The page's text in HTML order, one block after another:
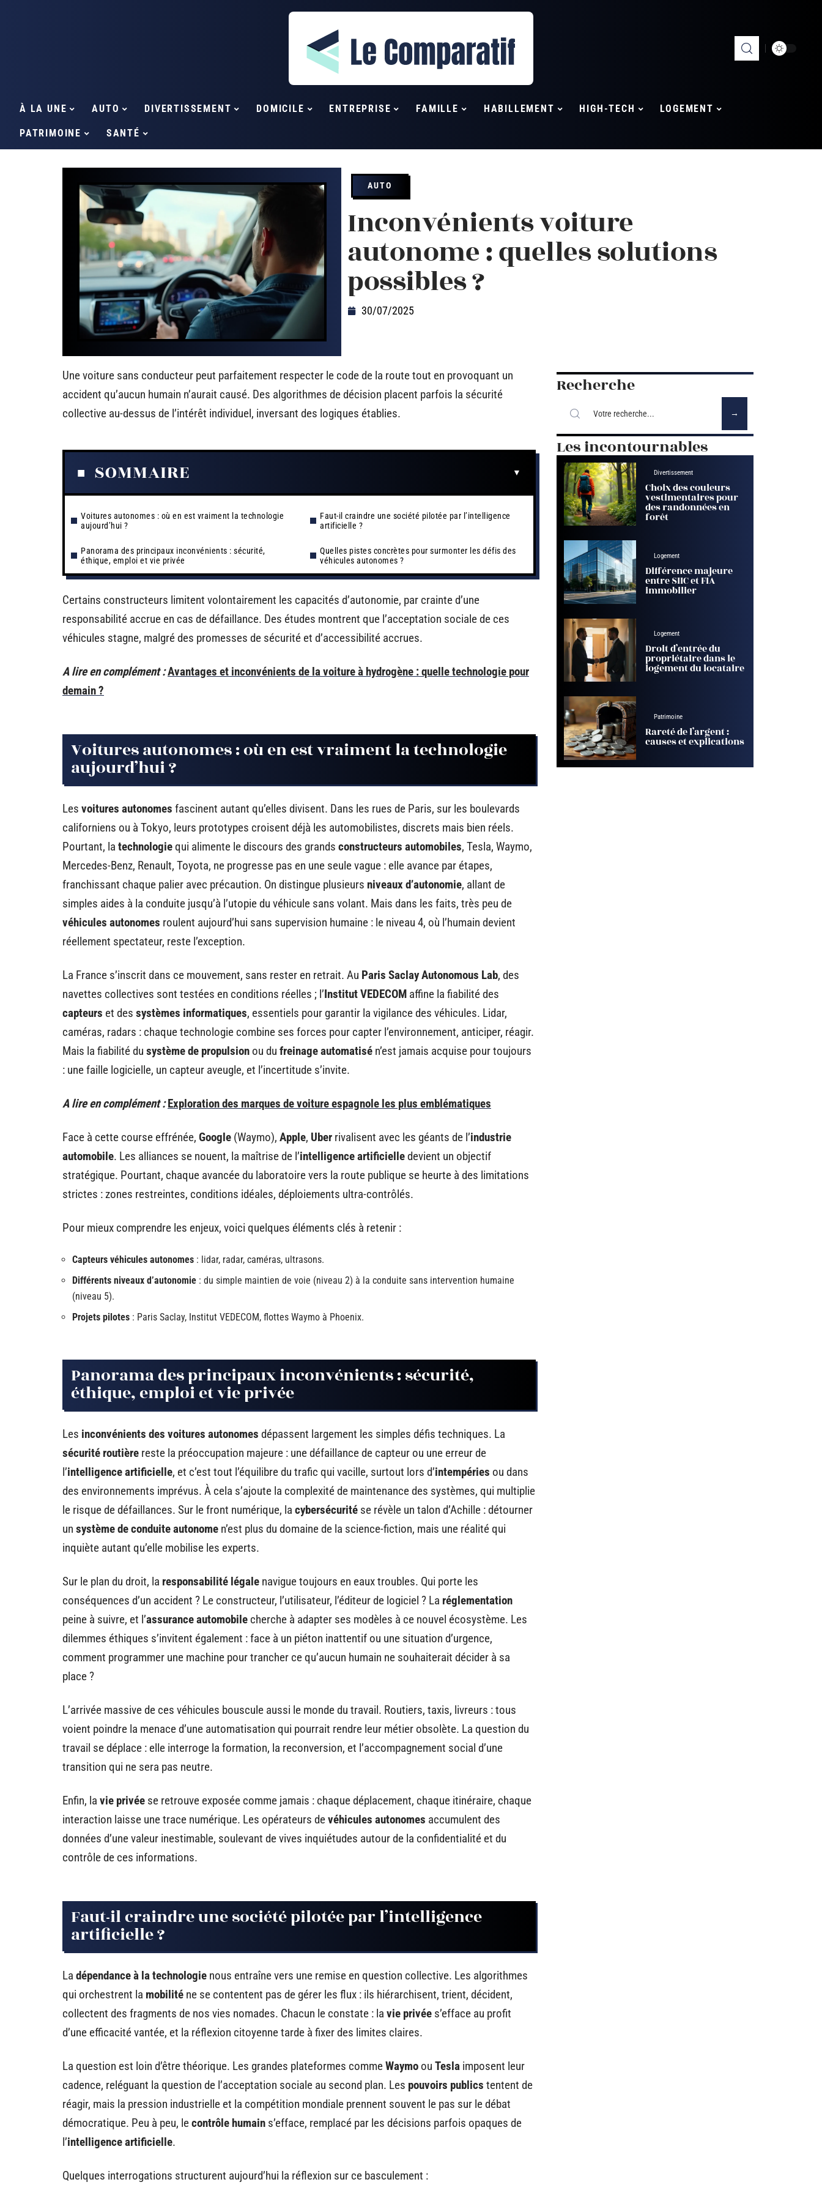
À LA UNE AUTO DIVERTISSEMENT DOMICILE ENTREPRISE FAMILLE HABILLEMENT HIGH-TECH LOGEMENT
PATRIMOINE SANTÉ
AUTO
Inconvénients voiture
autonome : quelles solutions
possibles ?
30/07/2025
Une voiture sans conducteur peut parfaitement respecter le code de la route tout en provoquant un
accident qu’aucun humain n’aurait causé. Des algorithmes de décision placent parfois la sécurité
collective au-dessus de l’intérêt individuel, inversant des logiques établies.
SOMMAIRE
Voitures autonomes : où en est vraiment la technologie
aujourd’hui ?
Panorama des principaux inconvénients : sécurité,
éthique, emploi et vie privée
Faut-il craindre une société pilotée par l’intelligence
artificielle ?
Quelles pistes concrètes pour surmonter les défis des
véhicules autonomes ?
Certains constructeurs limitent volontairement les capacités d’autonomie, par crainte d’une
responsabilité accrue en cas de défaillance. Des études montrent que l’acceptation sociale de ces
véhicules stagne, malgré des promesses de sécurité et d’accessibilité accrues.
A lire en complément :Avantages et inconvénients de la voiture à hydrogène : quelle technologie pour
demain ?
Voitures autonomes : où en est vraiment la technologie
aujourd’hui ?
Les voitures autonomes fascinent autant qu’elles divisent. Dans les rues de Paris, sur les boulevards
californiens ou à Tokyo, leurs prototypes croisent déjà les automobilistes, discrets mais bien réels.
Pourtant, la technologiequi alimente le discours des grands constructeurs automobiles, Tesla, Waymo,
Mercedes-Benz, Renault, Toyota, ne progresse pas en une seule vague : elle avance par étapes,
franchissant chaque palier avec précaution. On distingue plusieurs niveaux d’autonomie, allant de
simples aides à la conduite jusqu’à l’utopie du véhicule sans volant. Mais dans les faits, très peu de
véhicules autonomes roulent aujourd’hui sans supervision humaine : le niveau 4, où l’humain devient
réellement spectateur, reste l’exception.
La France s’inscrit dans ce mouvement, sans rester en retrait. Au Paris Saclay Autonomous Lab, des
navettes collectives sont testées en conditions réelles ; l’Institut VEDECOM affine la fiabilité des
capteurs et des systèmes informatiques, essentiels pour garantir la vigilance des véhicules. Lidar,
caméras, radars : chaque technologie combine ses forces pour capter l’environnement, anticiper, réagir.
Mais la fiabilité du système de propulsion ou du freinage automatisé n’est jamais acquise pour toujours
: une faille logicielle, un capteur aveugle, et l’incertitude s’invite.
A lire en complément : Exploration des marques de voiture espagnole les plus emblématiques
Face à cette course effrénée, Google (Waymo), Apple, Uber rivalisent avec les géants de l’industrie
automobile. Les alliances se nouent, la maîtrise de l’intelligence artificielledevient un objectif
stratégique. Pourtant, chaque avancée du laboratoire vers la route publique se heurte à des limitations
strictes : zones restreintes, conditions idéales, déploiements ultra-contrôlés.
Pour mieux comprendre les enjeux, voici quelques éléments clés à retenir :
Capteurs véhicules autonomes : lidar, radar, caméras, ultrasons.
Différents niveaux d’autonomie : du simple maintien de voie (niveau 2) à la conduite sans intervention humaine
(niveau 5).
Projets pilotes : Paris Saclay, Institut VEDECOM, flottes Waymo à Phoenix.
Panorama des principaux inconvénients : sécurité,
éthique, emploi et vie privée
Les inconvénients des voitures autonomes dépassent largement les simples défis techniques. La
sécurité routière reste la préoccupation majeure : une défaillance de capteur ou une erreur de
l’intelligence artificielle, et c’est tout l’équilibre du trafic qui vacille, surtout lors d’intempéries ou dans
des environnements imprévus. À cela s’ajoute la complexité de maintenance des systèmes, qui multiplie
le risque de défaillances. Sur le front numérique, la cybersécurité se révèle un talon d’Achille : détourner
un système de conduite autonome n’est plus du domaine de la science-fiction, mais une réalité qui
inquiète autant qu’elle mobilise les experts.
Sur le plan du droit, la responsabilité légale navigue toujours en eaux troubles. Qui porte les
conséquences d’un accident ? Le constructeur, l’utilisateur, l’éditeur de logiciel ? La réglementation
peine à suivre, et l’assurance automobile cherche à adapter ses modèles à ce nouvel écosystème. Les
dilemmes éthiques s’invitent également : face à un piéton inattentif ou une situation d’urgence,
comment programmer une machine pour trancher ce qu’aucun humain ne souhaiterait décider à sa
place ?
L’arrivée massive de ces véhicules bouscule aussi le monde du travail. Routiers, taxis, livreurs : tous
voient poindre la menace d’une automatisation qui pourrait rendre leur métier obsolète. La question du
travail se déplace : elle interroge la formation, la reconversion, et l’accompagnement social d’une
transition qui ne sera pas neutre.
Enfin, la vie privée se retrouve exposée comme jamais : chaque déplacement, chaque itinéraire, chaque
interaction laisse une trace numérique. Les opérateurs devéhicules autonomes accumulent des
données d’une valeur inestimable, soulevant de vives inquiétudes autour de la confidentialité et du
contrôle de ces informations.
Faut-il craindre une société pilotée par l’intelligence
artificielle ?
La dépendance à la technologie nous entraîne vers une remise en question collective. Les algorithmes
qui orchestrent la mobilité ne se contentent pas de gérer les flux : ils hiérarchisent, trient, décident,
collectent des fragments de nos vies nomades. Chacun le constate : la vie privée s’efface au profit
d’une efficacité vantée, et la réflexion citoyenne tarde à fixer des limites claires.
La question est loin d’être théorique. Les grandes plateformes commeWaymo ou Tesla imposent leur
cadence, reléguant la question de l’acceptation sociale au second plan. Les pouvoirs publics tentent de
réagir, mais la pression industrielle et la compétition mondiale prennent souvent le pas sur le débat
démocratique. Peu à peu, lecontrôle humain s’efface, remplacé par les décisions parfois opaques de
l’intelligence artificielle.
Quelques interrogations structurent aujourd’hui la réflexion sur ce basculement :
Recherche
Les incontournables
Divertissement
Choix des couleurs
vestimentaires pour
des randonnées en
forêt
Logement
Différence majeure
entre SIIC et FIA
immobilier
Logement
Droit d’entrée du
propriétaire dans le
logement du locataire
Patrimoine
Rareté de l’argent :
causes et explications